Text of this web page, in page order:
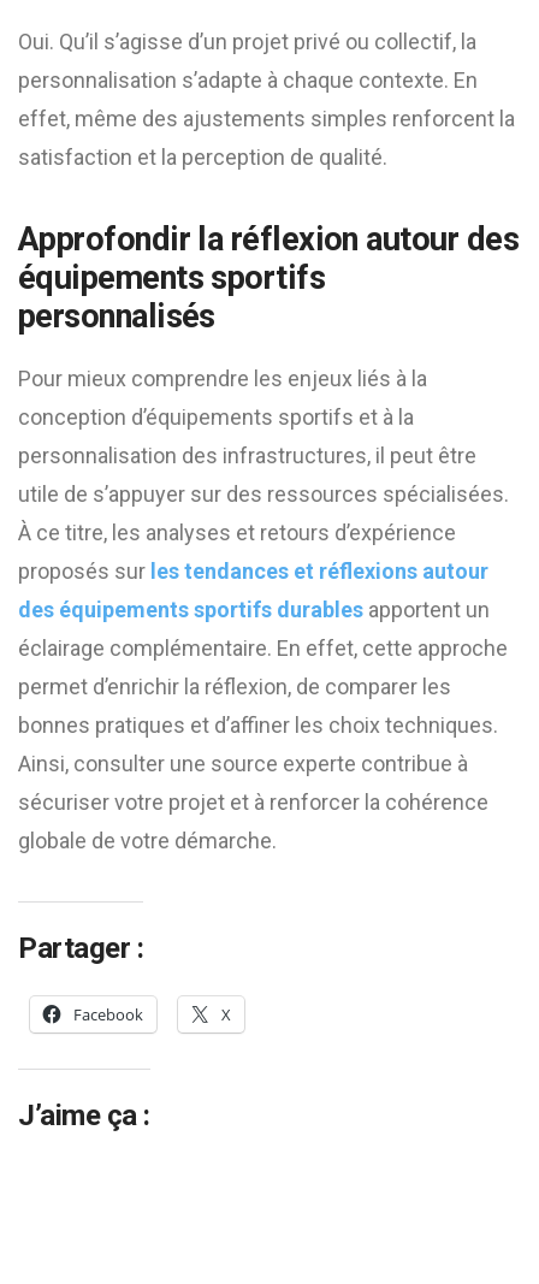
Oui. Qu’il s’agisse d’un projet privé ou collectif, la
personnalisation s’adapte à chaque contexte. En
effet, même des ajustements simples renforcent la
satisfaction et la perception de qualité.
Approfondir la réflexion autour des
équipements sportifs
personnalisés
Pour mieux comprendre les enjeux liés à la
conception d’équipements sportifs et à la
personnalisation des infrastructures, il peut être
utile de s’appuyer sur des ressources spécialisées.
À ce titre, les analyses et retours d’expérience
proposés sur les tendances et réflexions autour
des équipements sportifs durables apportent un
éclairage complémentaire. En effet, cette approche
permet d’enrichir la réflexion, de comparer les
bonnes pratiques et d’affiner les choix techniques.
Ainsi, consulter une source experte contribue à
sécuriser votre projet et à renforcer la cohérence
globale de votre démarche.
Partager :
Facebook X
J’aime ça :